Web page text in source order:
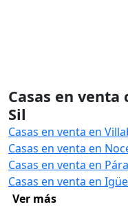
Casas en venta
Sil
Casas en venta en
Casas en venta en
Casas en venta en
Casas en venta en
Ver más